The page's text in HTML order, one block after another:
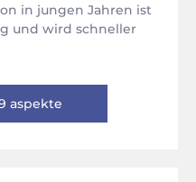
in jungen Jahren ist
und wird schneller
aspekte